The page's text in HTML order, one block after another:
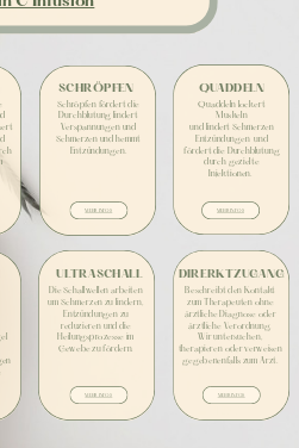
MEHR INFOS
MEHR INFOS
MEHR INFOS
MEHR INFOS
Schröpfen fördert die
Durchblutung lindert
Verspannungen und
Schmerzen und hemmt
Entzündungen.
Die Schallwellen arbeiten
um Schmerzen zu lindern,
Entzündungen zu
reduzieren und die
Heilungsprozesse im
Gewebe zu fördern.
Quaddeln lockert
Muskeln
und lindert Schmerzen
Entzündungen und
fördert die Durchblutung
durch gezielte
Injektionen.
Beschreibt den Kontakt
zum Therapeuten ohne
ärztliche Diagnose oder
ärztliche Verordnung.
Wir untersuchen,
therapieren oder verweisen
gegebenenfalls zum Arzt.
DIRERKTZUGANG
SCHRÖPFEN
ULTRASCHALL
QUADDELN